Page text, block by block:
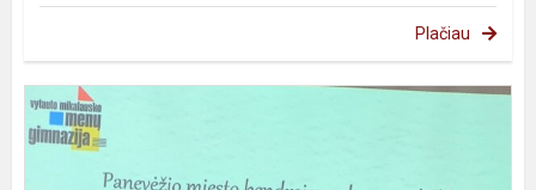
Plačiau